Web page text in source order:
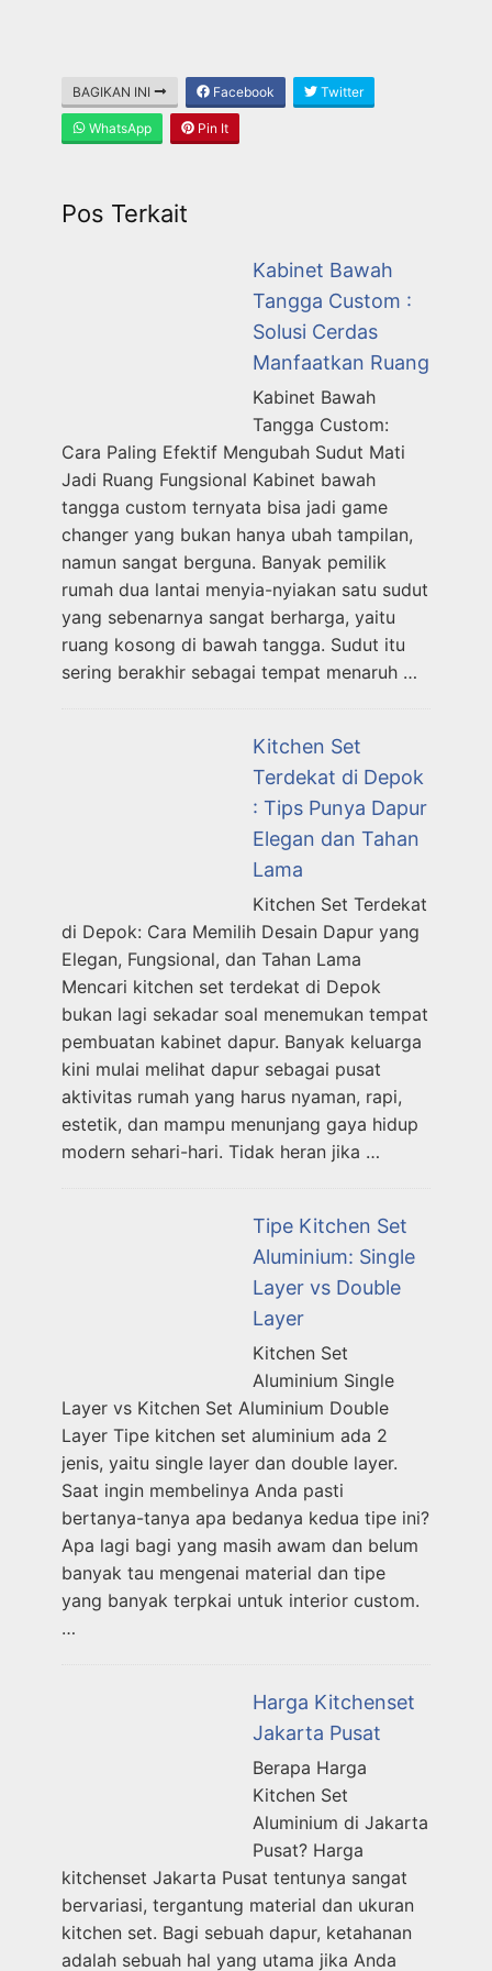
BAGIKAN INI Facebook Twitter
WhatsApp Pin It
Pos Terkait
Kabinet Bawah
Tangga Custom :
Solusi Cerdas
Manfaatkan Ruang
Kabinet Bawah
Tangga Custom:
Cara Paling Efektif Mengubah Sudut Mati
Jadi Ruang Fungsional Kabinet bawah
tangga custom ternyata bisa jadi game
changer yang bukan hanya ubah tampilan,
namun sangat berguna. Banyak pemilik
rumah dua lantai menyia-nyiakan satu sudut
yang sebenarnya sangat berharga, yaitu
ruang kosong di bawah tangga. Sudut itu
sering berakhir sebagai tempat menaruh …
Kitchen Set
Terdekat di Depok
: Tips Punya Dapur
Elegan dan Tahan
Lama
Kitchen Set Terdekat
di Depok: Cara Memilih Desain Dapur yang
Elegan, Fungsional, dan Tahan Lama
Mencari kitchen set terdekat di Depok
bukan lagi sekadar soal menemukan tempat
pembuatan kabinet dapur. Banyak keluarga
kini mulai melihat dapur sebagai pusat
aktivitas rumah yang harus nyaman, rapi,
estetik, dan mampu menunjang gaya hidup
modern sehari-hari. Tidak heran jika …
Tipe Kitchen Set
Aluminium: Single
Layer vs Double
Layer
Kitchen Set
Aluminium Single
Layer vs Kitchen Set Aluminium Double
Layer Tipe kitchen set aluminium ada 2
jenis, yaitu single layer dan double layer.
Saat ingin membelinya Anda pasti
bertanya-tanya apa bedanya kedua tipe ini?
Apa lagi bagi yang masih awam dan belum
banyak tau mengenai material dan tipe
yang banyak terpkai untuk interior custom.
…
Harga Kitchenset
Jakarta Pusat
Berapa Harga
Kitchen Set
Aluminium di Jakarta
Pusat? Harga
kitchenset Jakarta Pusat tentunya sangat
bervariasi, tergantung material dan ukuran
kitchen set. Bagi sebuah dapur, ketahanan
adalah sebuah hal yang utama jika Anda